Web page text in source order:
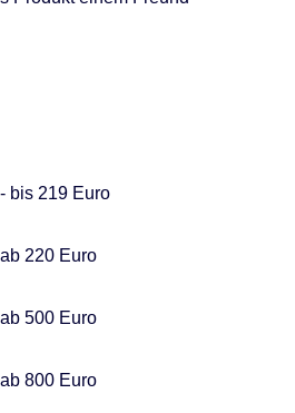
bis 219 Euro
220 Euro
500 Euro
800 Euro